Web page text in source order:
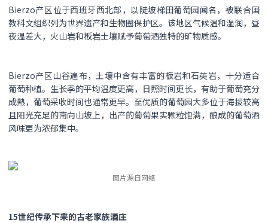
Bierzo产区​位于西班牙西北部，以陡坡梯田葡萄园闻名，被联合国
教科文组织列为世界遗产和生物圈保护区。该地区气候温和湿润，昼
夜温差大，火山岩和板岩土壤赋予葡萄酒独特的矿物质感。
Bierzo产区山谷遍布，土壤中含有丰富的板岩和石英岩，十分适合
葡萄种植。生长季的平均温度更高，日照时间更长，有助于葡萄充分
成熟，葡萄采收时间也通常更早。至优质的葡萄园大多位于海拔较高
且阳光充足的南向山坡上，出产的葡萄果实颗粒饱满，酿成的葡萄酒
风味更为浓郁集中。
图片源自网络
15世纪传承下来的古老家族酒庄